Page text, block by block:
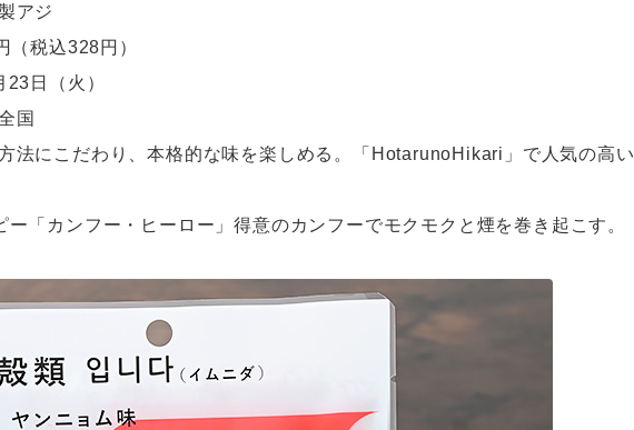
アジ
（税込328円）
23日（火）
国
方法にこだわり、本格的な味を楽しめる。「HotarunoHikari」で人気の高い
ー「カンフー・ヒーロー」得意のカンフーでモクモクと煙を巻き起こす。